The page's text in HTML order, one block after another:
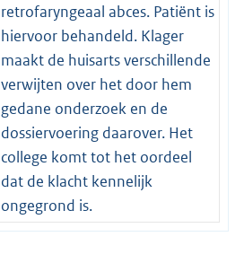
retrofaryngeaal abces. Patiënt is
hiervoor behandeld. Klager
maakt de huisarts verschillende
verwijten over het door hem
gedane onderzoek en de
dossiervoering daarover. Het
college komt tot het oordeel
dat de klacht kennelijk
ongegrond is.